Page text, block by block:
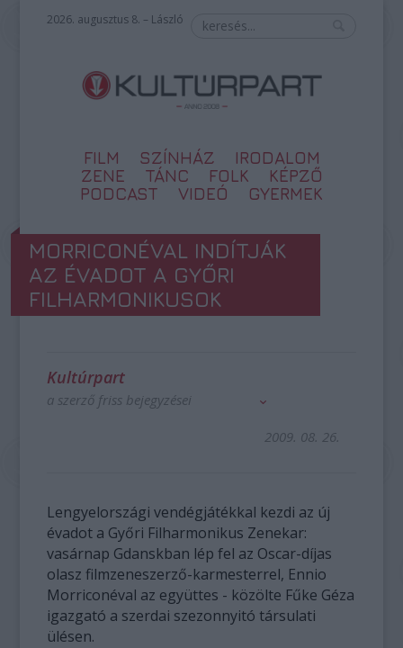
2026. augusztus 8. – László
FILM SZÍNHÁZ
IRODALOM
ZENE
TÁNC FOLK
KÉPZŐ
PODCAST
VIDEÓ GYERMEK
MORRICONÉVAL INDÍTJÁK
AZ ÉVADOT A GYŐRI
FILHARMONIKUSOK
Kultúrpart
a szerző friss bejegyzései
2009. 08. 26.
Lengyelországi vendégjátékkal kezdi az új
évadot a Győri Filharmonikus Zenekar:
vasárnap Gdanskban lép fel az Oscar-díjas
olasz filmzeneszerző-karmesterrel, Ennio
Morriconéval az együttes - közölte Fűke Géza
igazgató a szerdai szezonnyitó társulati
ülésen.